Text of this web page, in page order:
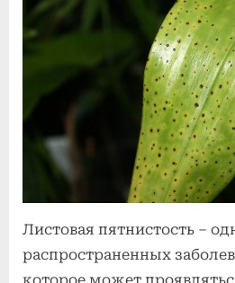
on
июля
2025
записи
Лечение
листовой
пятнистости
у
орхидей
нет
Листовая пятнистость –
распространенных